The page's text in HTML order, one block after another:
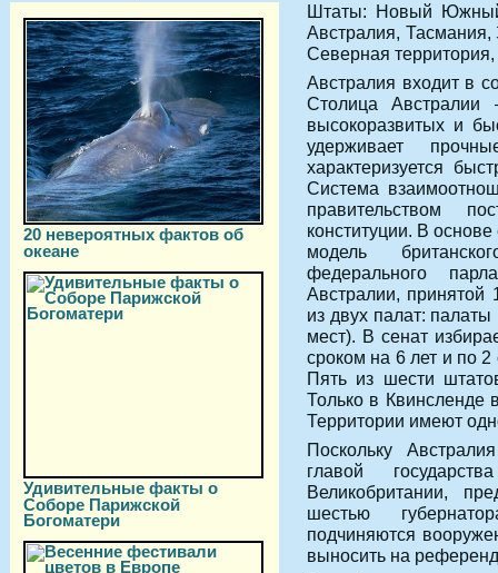
20 невероятных фактов об
океане
Удивительные факты о
Соборе Парижской
Богоматери
Штаты: Новый
Австралия,
Северная
Австралия входит в
Столица
высокоразвитых и
удерживает
характеризуется
Система
правительством
конституции. В
модель
федерального
Австралии, принятой
из двух палат:
мест). В сенат
сроком на 6 лет и по
Пять из шести
Только в Квинсленде
Территории имеют
Поскольку
главой
Великобритании,
шестью
подчиняются
выносить на